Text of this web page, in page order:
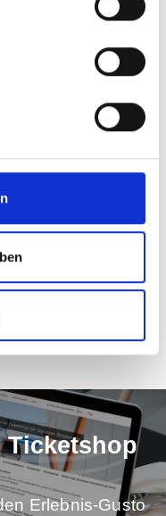
Ticketshop
Erlebnis-Gusto